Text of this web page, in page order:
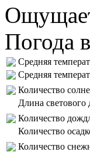
Погода
Средняя
Средняя
Количество
Длина светового
Количество
Количество
Количество